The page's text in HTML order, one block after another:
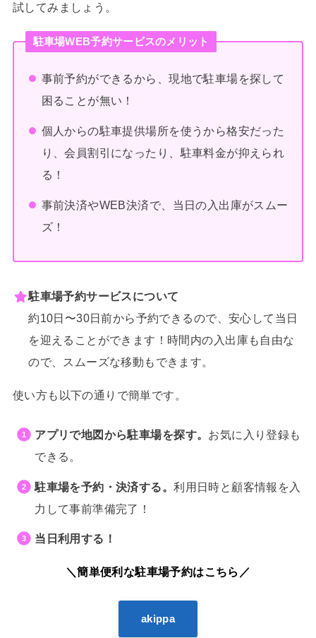
試してみましょう。
駐車場WEB予約サービスのメリット
事前予約ができるから、現地で駐車場を探して
困ることが無い！
個人からの駐車提供場所を使うから格安だった
り、会員割引になったり、駐車料金が抑えられ
る！
事前決済やWEB決済で、当日の入出庫がスムー
ズ！
駐車場予約サービスについて
約10日〜30日前から予約できるので、安心して当日
を迎えることができます！時間内の入出庫も自由な
ので、スムーズな移動もできます。
使い方も以下の通りで簡単です。
アプリで地図から駐車場を探す。 お気に入り登録も
できる。
駐車場を予約・決済する。利用日時と顧客情報を入
力して事前準備完了！
当日利用する！
＼簡単便利な駐車場予約はこちら／
akippa